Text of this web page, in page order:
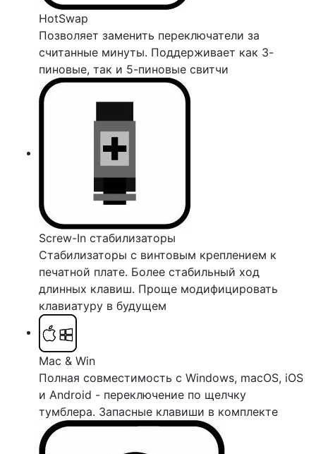
HotSwap
Позволяет заменить переключатели за
считанные минуты. Поддерживает как 3-
пиновые, так и 5-пиновые свитчи
Screw-In стабилизаторы
Стабилизаторы с винтовым креплением к
печатной плате. Более стабильный ход
длинных клавиш. Проще модифицировать
клавиатуру в будущем
Mac & Win
Полная совместимость с Windows, macOS, iOS
и Android - переключение по щелчку
тумблера. Запасные клавиши в комплекте